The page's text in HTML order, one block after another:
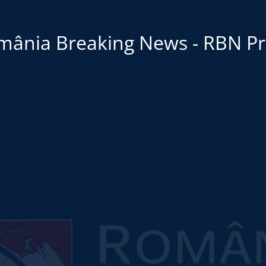
Breaking News - RBN